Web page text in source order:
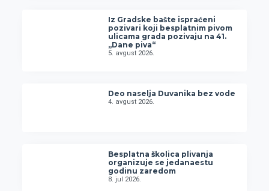
Iz Gradske bašte ispraćeni
pozivari koji besplatnim pivom
ulicama grada pozivaju na 41.
„Dane piva“
5. avgust 2026.
Deo naselja Duvanika bez vode
4. avgust 2026.
Besplatna školica plivanja
organizuje se jedanaestu
godinu zaredom
8. jul 2026.